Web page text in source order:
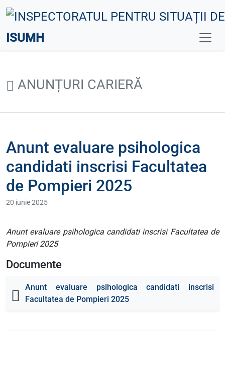
ISUMH
ANUNȚURI CARIERĂ
Anunt evaluare psihologica
candidati inscrisi Facultatea
de Pompieri 2025
20 iunie 2025
Anunt evaluare psihologica candidati inscrisi Facultatea de
Pompieri 2025
Documente
Anunt evaluare psihologica candidati inscrisi
Facultatea de Pompieri 2025